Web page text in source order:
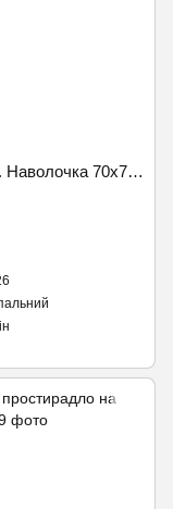
Постільна білизна двоспальна муслін. Наволочка 70х70. Koloco